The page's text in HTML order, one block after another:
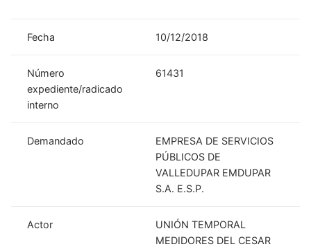
Fecha 10/12/2018
Número
expediente/radicado
interno
61431
Demandado
EMPRESA DE SERVICIOS
PÚBLICOS DE
VALLEDUPAR EMDUPAR
S.A. E.S.P.
Actor
UNIÓN TEMPORAL
MEDIDORES DEL CESAR